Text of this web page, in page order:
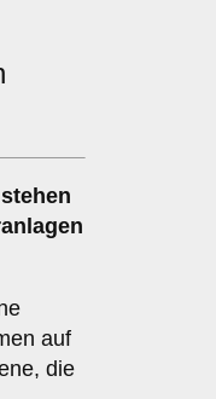
stehen
auf
die